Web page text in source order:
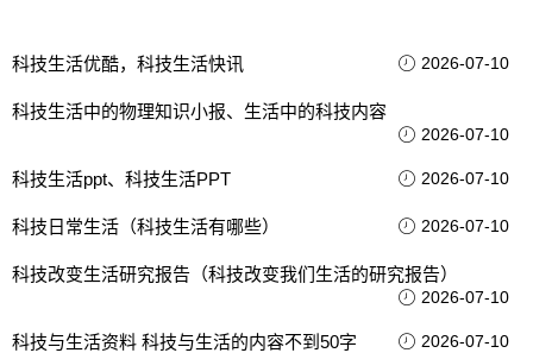
科技生活优酷，科技生活快讯 2026-07-10
科技生活中的物理知识小报、生活中的科技内容
2026-07-10
科技生活ppt、科技生活PPT 2026-07-10
科技日常生活（科技生活有哪些） 2026-07-10
科技改变生活研究报告（科技改变我们生活的研究报告）
2026-07-10
科技与生活资料 科技与生活的内容不到50字 2026-07-10